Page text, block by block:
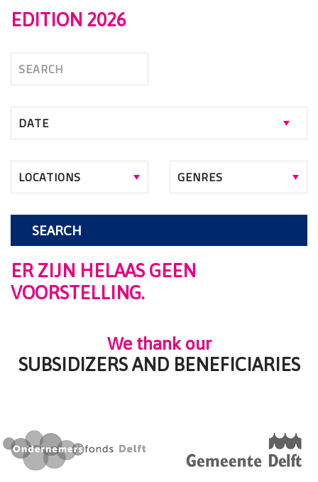
EDITION 2026
SEARCH
ER ZIJN HELAAS GEEN
VOORSTELLING.
We thank our
SUBSIDIZERS AND BENEFICIARIES